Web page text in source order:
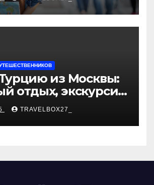
из Москвы:
отдых, экскурсии
курорты
TRAVELBOX27_